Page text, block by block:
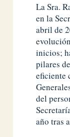
La Sra.
en la
abril de
inicios;
pilares
eficiente
del
año tras